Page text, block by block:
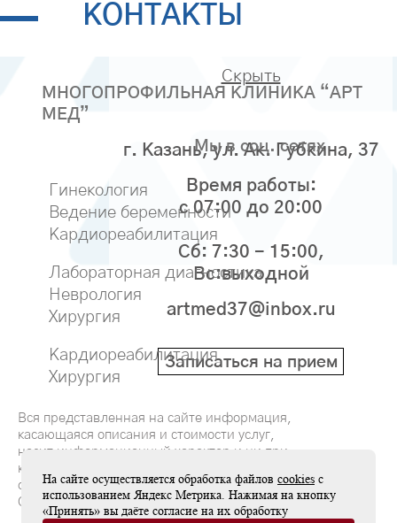
КОНТАКТЫ
Скрыть
г. Казань, ул. Ак. Губкина, 37
Время работы:
с 07:00 до 20:00
Сб: 7:30 - 15:00,
Вс:выходной
artmed37@inbox.ru
Записаться на прием
МНОГОПРОФИЛЬНАЯ КЛИНИКА “АРТ
МЕД”
Мы в соц. сетях
Гинекология
Ведение беременности
Кардиореабилитация
Лабораторная диагностика
Неврология
Хирургия
Кардиореабилитация
Хирургия
Вся представленная на сайте информация,
касающаяся описания и стоимости услуг,
носит информационный характер и ни при
каких условиях не является публичной
офертой, определяемой положениями
Статьи 437(2) Гражданского кодекса РФ
На сайте осуществляется обработка файлов cookies с
использованием Яндекс Метрика. Нажимая на кнопку
«Принять» вы даёте согласие на их обработку